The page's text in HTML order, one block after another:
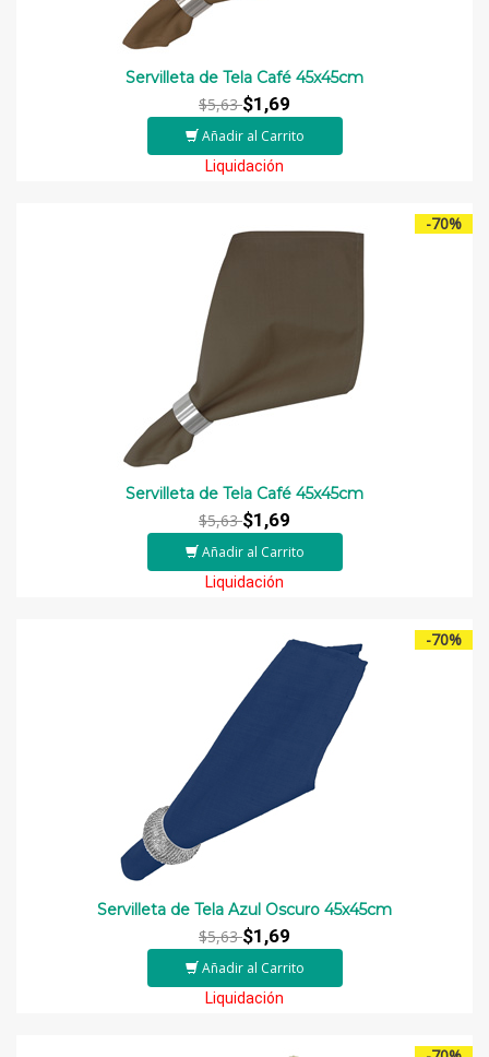
Servilleta de Tela Café 45x45cm
$5,63$1,69
Añadir al Carrito
Liquidación
-70%
Servilleta de Tela Café 45x45cm
$5,63$1,69
Añadir al Carrito
Liquidación
-70%
Servilleta de Tela Azul Oscuro 45x45cm
$5,63$1,69
Añadir al Carrito
Liquidación